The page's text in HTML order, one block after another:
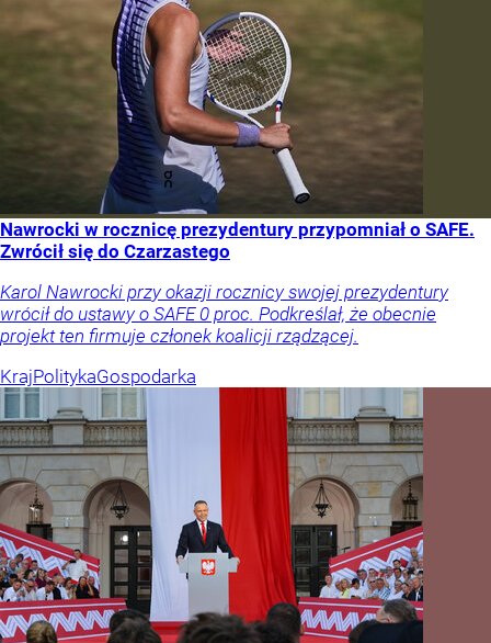
Nawrocki w rocznicę prezydentury przypomniał o SAFE.
Zwrócił się do Czarzastego
Karol Nawrocki przy okazji rocznicy swojej prezydentury
wrócił do ustawy o SAFE 0 proc. Podkreślał, że obecnie
projekt ten firmuje członek koalicji rządzącej.
KrajPolitykaGospodarka